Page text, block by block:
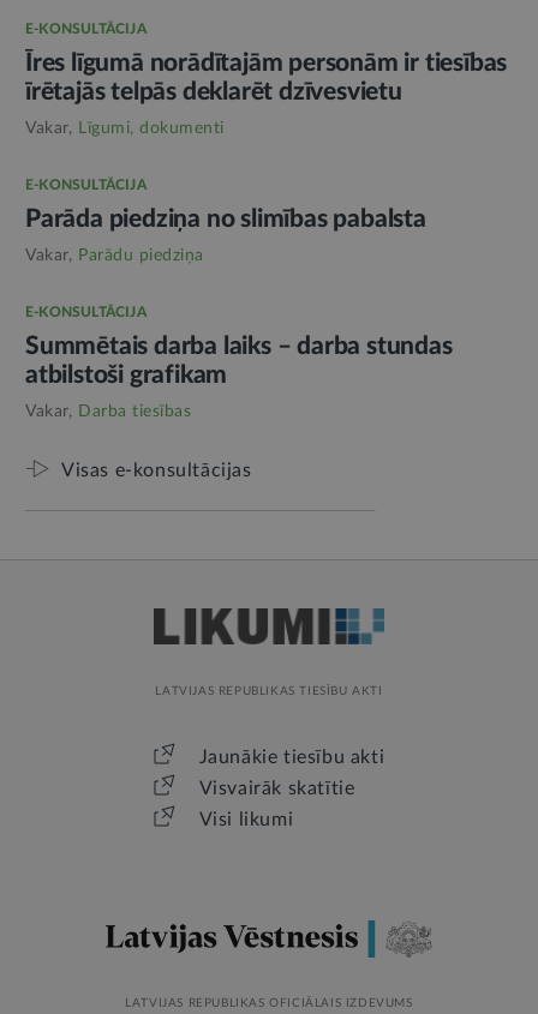
E-KONSULTĀCIJA
Īres līgumā norādītajām personām ir tiesības
īrētajās telpās deklarēt dzīvesvietu
Vakar, Līgumi, dokumenti
E-KONSULTĀCIJA
Parāda piedziņa no slimības pabalsta
Vakar, Parādu piedziņa
E-KONSULTĀCIJA
Summētais darba laiks – darba stundas
atbilstoši grafikam
Vakar, Darba tiesības
Visas e-konsultācijas
LATVIJAS REPUBLIKAS TIESĪBU AKTI
Jaunākie tiesību akti
Visvairāk skatītie
Visi likumi
LATVIJAS REPUBLIKAS OFICIĀLAIS IZDEVUMS